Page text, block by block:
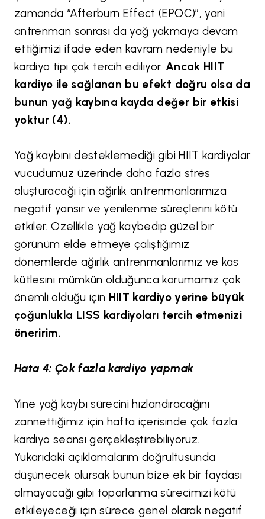
zamanda “Afterburn Effect (EPOC)”, yani
antrenman sonrası da yağ yakmaya devam
ettiğimizi ifade eden kavram nedeniyle bu
kardiyo tipi çok tercih ediliyor. Ancak HIIT
kardiyo ile sağlanan bu efekt doğru olsa da
bunun yağ kaybına kayda değer bir etkisi
yoktur (4).
Yağ kaybını desteklemediği gibi HIIT kardiyolar
vücudumuz üzerinde daha fazla stres
oluşturacağı için ağırlık antrenmanlarımıza
negatif yansır ve yenilenme süreçlerini kötü
etkiler. Özellikle yağ kaybedip güzel bir
görünüm elde etmeye çalıştığımız
dönemlerde ağırlık antrenmanlarımız ve kas
kütlesini mümkün olduğunca korumamız çok
önemli olduğu için HIIT kardiyo yerine büyük
çoğunlukla LISS kardiyoları tercih etmenizi
öneririm.
Hata 4: Çok fazla kardiyo yapmak
Yine yağ kaybı sürecini hızlandıracağını
zannettiğimiz için hafta içerisinde çok fazla
kardiyo seansı gerçekleştirebiliyoruz.
Yukarıdaki açıklamalarım doğrultusunda
düşünecek olursak bunun bize ek bir faydası
olmayacağı gibi toparlanma sürecimizi kötü
etkileyeceği için sürece genel olarak negatif